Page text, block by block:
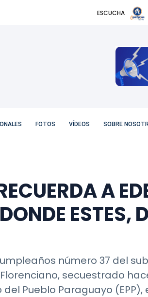
ESCUCHA
FOTOS VÍDEOS SOBRE
A
ESTES,
número 37 del
secuestrado
Pueblo Paraguayo